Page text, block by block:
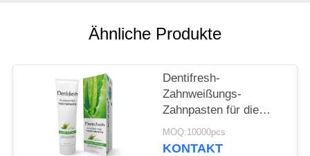
DATENSCHUTZ-
BESTIMMUNGEN
Ähnliche Produkte
Dentifresh-
Zahnweißungs-
Zahnpasten für die
Berufszahnpflege nicht
giftig
MOQ:10000pcs
KONTAKT